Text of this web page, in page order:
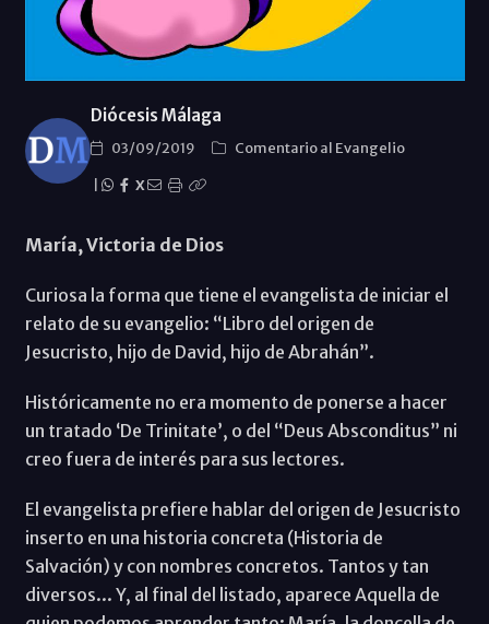
Diócesis Málaga
03/09/2019
Comentario al Evangelio
X
María, Victoria de Dios
Curiosa la forma que tiene el evangelista de iniciar el
relato de su evangelio: “Libro del origen de
Jesucristo, hijo de David, hijo de Abrahán”.
Históricamente no era momento de ponerse a hacer
un tratado ‘De Trinitate’, o del “Deus Absconditus” ni
creo fuera de interés para sus lectores.
El evangelista prefiere hablar del origen de Jesucristo
inserto en una historia concreta (Historia de
Salvación) y con nombres concretos. Tantos y tan
diversos... Y, al final del listado, aparece Aquella de